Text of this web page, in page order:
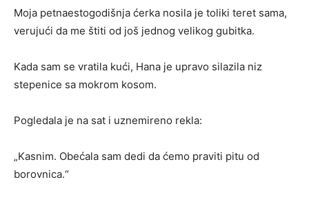
Moja petnaestogodišnja ćerka nosila je toliki teret sama,
verujući da me štiti od još jednog velikog gubitka.
Kada sam se vratila kući, Hana je upravo silazila niz
stepenice sa mokrom kosom.
Pogledala je na sat i uznemireno rekla:
„Kasnim. Obećala sam dedi da ćemo praviti pitu od
borovnica.“